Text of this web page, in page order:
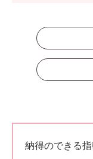
納得のできる指